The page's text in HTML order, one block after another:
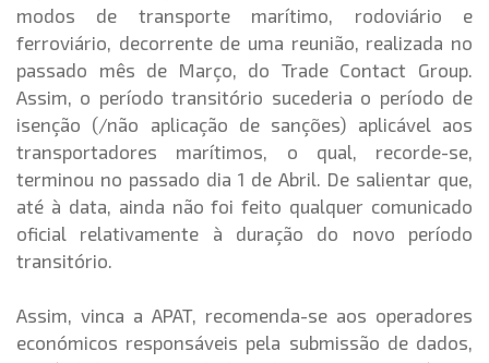
modos de transporte marítimo, rodoviário e
ferroviário, decorrente de uma reunião, realizada no
passado mês de Março, do Trade Contact Group.
Assim, o período transitório sucederia o período de
isenção (/não aplicação de sanções) aplicável aos
transportadores marítimos, o qual, recorde-se,
terminou no passado dia 1 de Abril. De salientar que,
até à data, ainda não foi feito qualquer comunicado
oficial relativamente à duração do novo período
transitório.
Assim, vinca a APAT, recomenda-se aos operadores
económicos responsáveis pela submissão de dados,